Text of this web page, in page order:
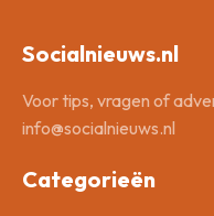
Socialnieuws.nl
Voor tips, vragen of
info@socialnieuws.nl
Categorieën